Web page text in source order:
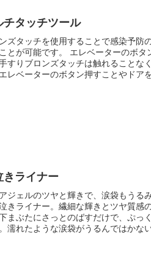
チタッチツール
ズタッチを使用することで感染予防
とが可能です。 エレベーターのボタ
すりブロンズタッチは触れることな
レベーターのボタン押すことやドア
きライナー
ジェルのツヤと輝きで、涙袋もうる
きライナー。繊細な輝きとツヤ質感
まぶたにさっとのばすだけで、ぷっ
濡れたような涙袋がうるんではかな